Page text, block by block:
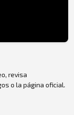
revisa
o la página oficial.